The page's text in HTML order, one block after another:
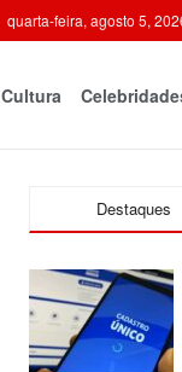
quarta-feira, agosto 5,
Cultura
Destaques